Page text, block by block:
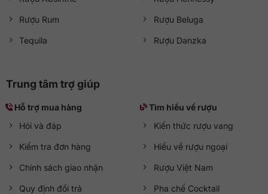
Rượu Rum
Tequila
Rượu Beluga
Rượu Danzka
Trung tâm trợ giúp
Hỗ trợ mua hàng
Hỏi và đáp
Kiểm tra đơn hàng
Chính sách giao nhận
Quy định đổi trả
Tìm hiểu về rượu
Kiến thức rượu vang
Hiểu về rượu ngoại
Rượu Việt Nam
Pha chế Cocktail